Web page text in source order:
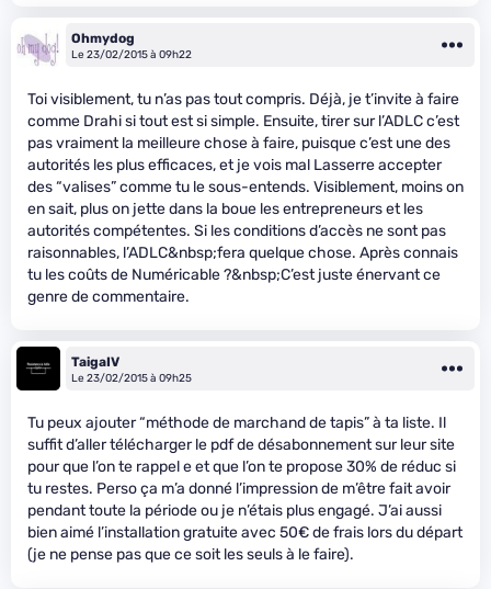
Ohmydog
Le 23/02/2015 à 09h22
Toi visiblement, tu n’as pas tout compris. Déjà, je t’invite à faire
comme Drahi si tout est si simple. Ensuite, tirer sur l’ADLC c’est
pas vraiment la meilleure chose à faire, puisque c’est une des
autorités les plus efficaces, et je vois mal Lasserre accepter
des “valises” comme tu le sous-entends. Visiblement, moins on
en sait, plus on jette dans la boue les entrepreneurs et les
autorités compétentes. Si les conditions d’accès ne sont pas
raisonnables, l’ADLC&nbsp;fera quelque chose. Après connais
tu les coûts de Numéricable ?&nbsp;C’est juste énervant ce
genre de commentaire.
TaigaIV
Le 23/02/2015 à 09h25
Tu peux ajouter “méthode de marchand de tapis” à ta liste. Il
suffit d’aller télécharger le pdf de désabonnement sur leur site
pour que l’on te rappel e et que l’on te propose 30% de réduc si
tu restes. Perso ça m’a donné l’impression de m’être fait avoir
pendant toute la période ou je n’étais plus engagé. J’ai aussi
bien aimé l’installation gratuite avec 50€ de frais lors du départ
(je ne pense pas que ce soit les seuls à le faire).